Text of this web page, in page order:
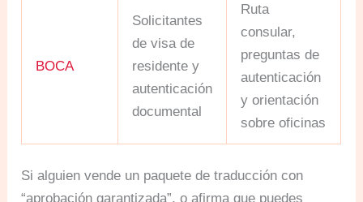
BOCA
Solicitantes
de visa de
residente y
autenticación
documental
Ruta
consular,
preguntas de
autenticación
y orientación
sobre oficinas
Si alguien vende un paquete de traducción con
“aprobación garantizada”, o afirma que puedes